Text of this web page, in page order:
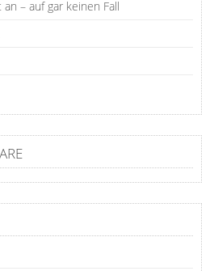
– auf gar keinen Fall